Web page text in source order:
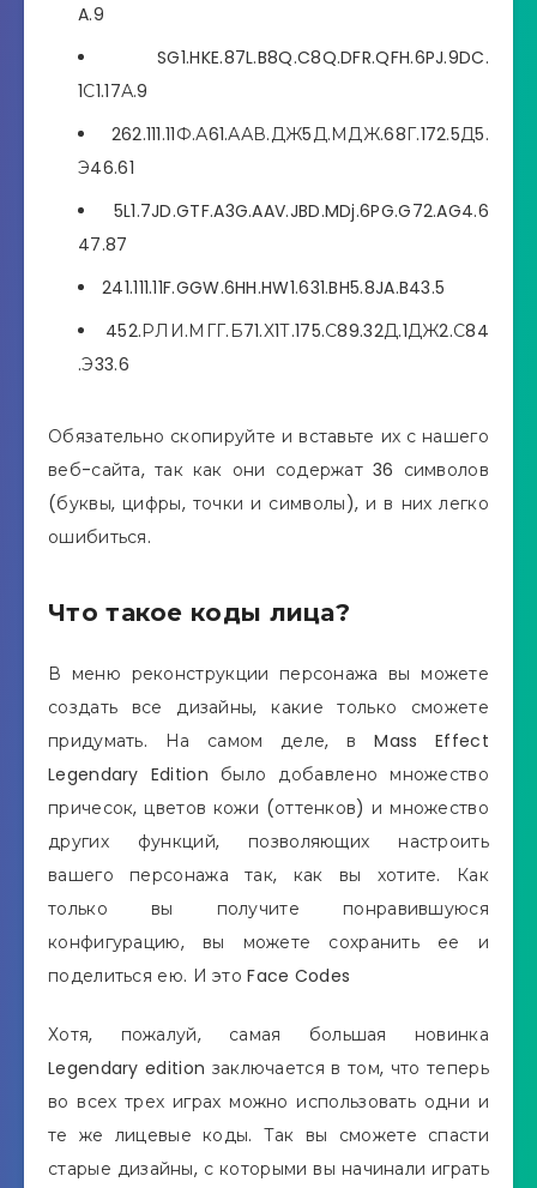
A.9
SG1.HKE.87L.B8Q.C8Q.DFR.QFH.6PJ.9DC.
1С1.17А.9
262.111.11Ф.А61.ААВ.ДЖ5Д.МДЖ.68Г.172.5Д5.
Э46.61
5L1.7JD.GTF.A3G.AAV.JBD.MDj.6PG.G72.AG4.6
47.87
241.111.11F.GGW.6HH.HW1.631.BH5.8JA.B43.5
452.РЛИ.МГГ.Б71.Х1Т.175.С89.32Д.1ДЖ2.С84
.Э33.6
Обязательно скопируйте и вставьте их с нашего
веб-сайта, так как они содержат 36 символов
(буквы, цифры, точки и символы), и в них легко
ошибиться.
Что такое коды лица?
В меню реконструкции персонажа вы можете
создать все дизайны, какие только сможете
придумать. На самом деле, в Mass Effect
Legendary Edition было добавлено множество
причесок, цветов кожи (оттенков) и множество
других функций, позволяющих настроить
вашего персонажа так, как вы хотите. Как
только вы получите понравившуюся
конфигурацию, вы можете сохранить ее и
поделиться ею. И это Face Codes
Хотя, пожалуй, самая большая новинка
Legendary edition заключается в том, что теперь
во всех трех играх можно использовать одни и
те же лицевые коды. Так вы сможете спасти
старые дизайны, с которыми вы начинали играть